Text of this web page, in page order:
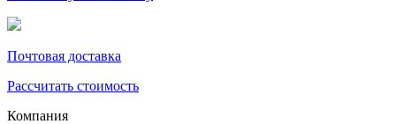
Почтовая доставка
Рассчитать стоимость
Компания